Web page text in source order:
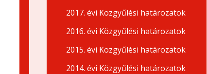
2017. évi Közgyűlési határozatok
2016. évi Közgyűlési határozatok
2015. évi Közgyűlési határozatok
2014. évi Közgyűlési határozatok